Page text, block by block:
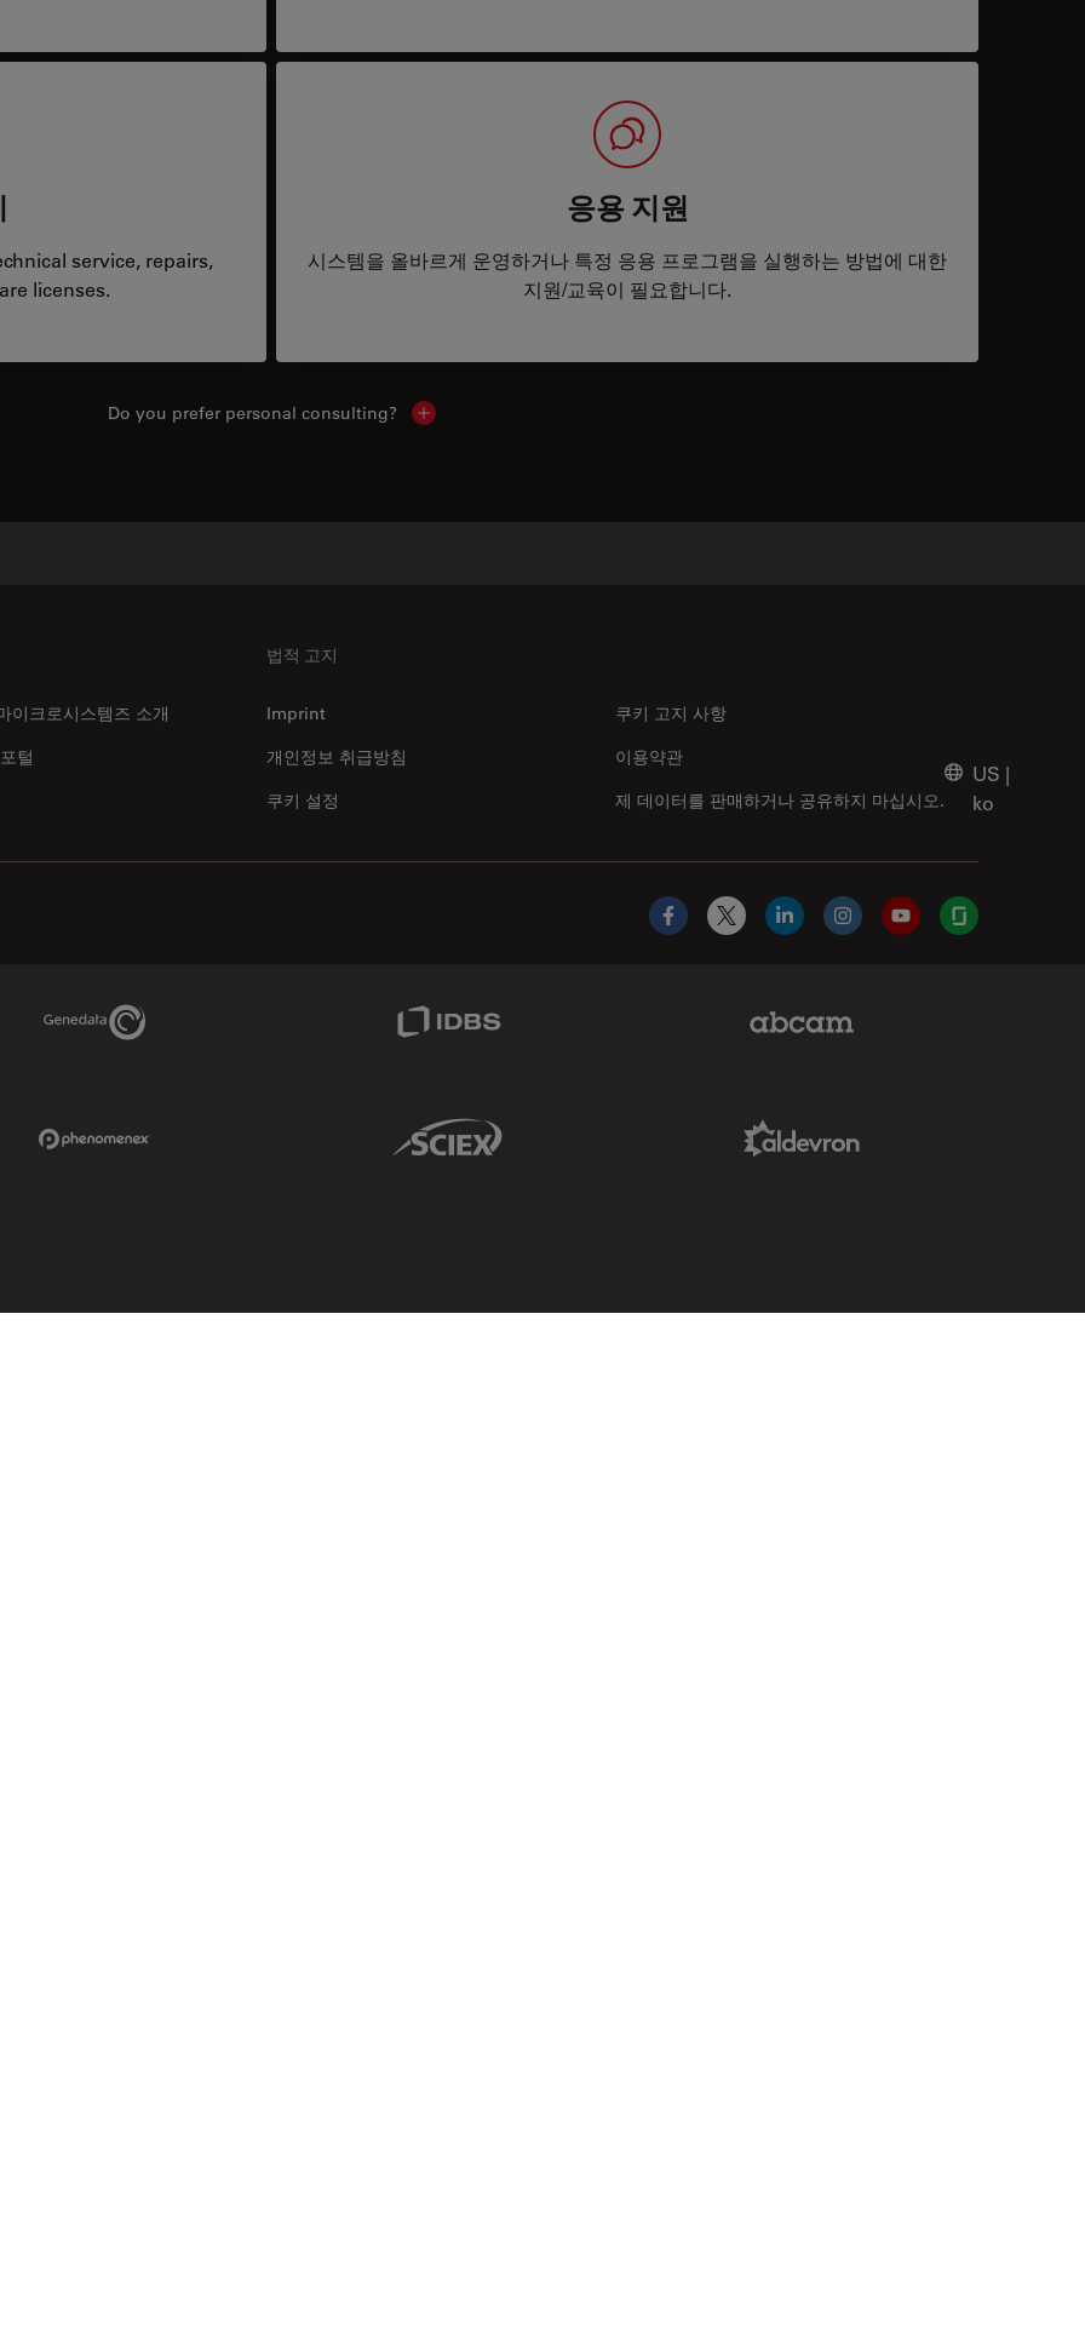
service, repairs,
licenses.
응용 지원
시스템을 올바르게 운영하거나 특정 응용 프로그램을 실행하는 방법에 대한
지원/교육이 필요합니다.
Do you prefer personal consulting? Show local contacts
이크로시스템즈 소개
털
법적 고지
Imprint
쿠키 고지 사항
개인정보 취급방침
제 데이터를 판매하거나 공유하지 마십시오.
이용약관
쿠키 설정
US |
ko
Facebook
X LinkedInInstagramYouTubeGlassdoor
Genedata Link
Sciex Link